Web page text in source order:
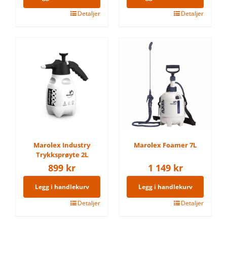
Detaljer
Detaljer
Marolex Industry
Trykksprøyte 2L
899 kr
Legg i handlekurv
Detaljer
Marolex Foamer 7L
1 149 kr
Legg i handlekurv
Detaljer